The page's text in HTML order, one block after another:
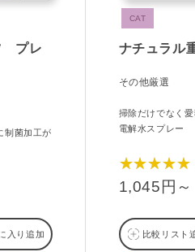
プレ
制菌加工が
入り追加
CAT
ナチュラル
その他厳選
掃除だけでなく
電解水スプレー
★★★★★
1,045円～
比較リスト